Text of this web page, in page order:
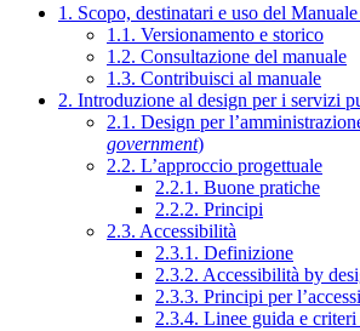
1. Scopo, destinatari e uso del
1.1. Versionamento e storico
1.2. Consultazione del manuale
1.3. Contribuisci al manuale
2. Introduzione al design per i servizi
2.1. Design per
government)
2.2. L’approccio progettuale
2.2.1. Buone pratiche
2.2.2. Principi
2.3. Accessibilità
2.3.1. Definizione
2.3.2. Accessibilità by
2.3.3. Principi per
2.3.4. Linee guida e criteri